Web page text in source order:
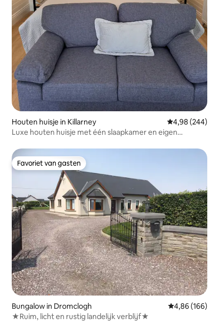
Houten huisje in Killarney Gemiddelde
4,98 (244)
Luxe houten huisje met één slaapkamer en eigen
Favoriet van gasten
Favoriet van gasten
Bungalow in Dromclogh Gemiddelde
4,86 (166)
★Ruim, licht en rustig landelijk verblijf★